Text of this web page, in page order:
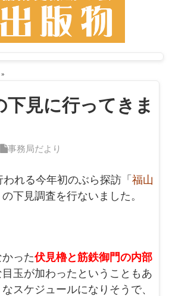
下見に行ってきま
事務局だより
れる今年初のぶら探訪「福山
の下見調査を行ないました。
った伏見櫓と筋鉄御門の内部
玉が加わったということもあ
スケジュールになりそうで、